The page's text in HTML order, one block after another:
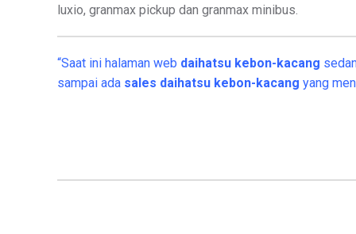
luxio, granmax pickup dan granmax minibus.
“Saat ini halaman web daihatsu kebon-kacang
sampai ada sales daihatsu kebon-kacang yang